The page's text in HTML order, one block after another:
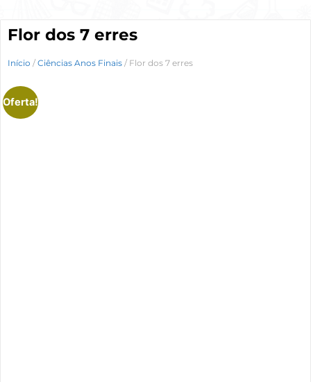
Flor dos 7 erres
Início / Ciências Anos Finais / Flor dos 7 erres
Oferta!